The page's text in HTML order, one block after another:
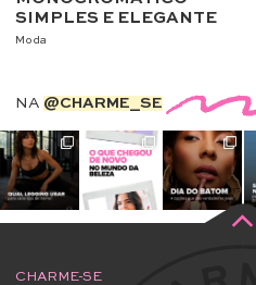
SIMPLES E ELEGANTE
Moda
NA @CHARME_SE
CHARME-SE